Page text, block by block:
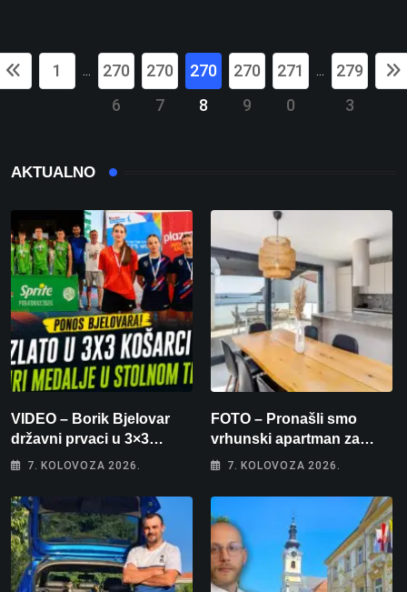
1 ...
270
6
270
7
270
8
270
9
271
0
...
279
3
AKTUALNO
VIDEO – Borik Bjelovar
državni prvaci u 3×3
košarci, Klara Končar je
stolnom tenisu!
7. KOLOVOZA 2026.
FOTO – Pronašli smo
vrhunski apartman za
odmor: Pogled na more, tri
osvaja
7. KOLOVOZA 2026.